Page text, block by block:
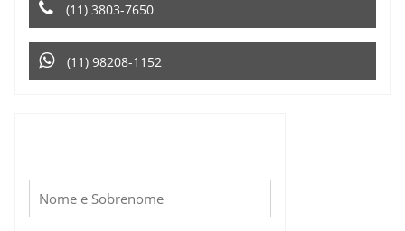
(11) 3803-7650
(11) 98208-1152